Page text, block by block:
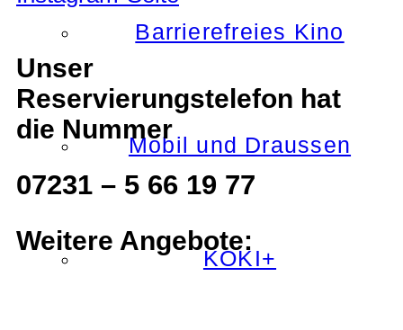
Barrierefreies Kino
Mobil und Draussen
KOKI+
Unser
Reservierungstelefon hat
die Nummer
07231 – 5 66 19 77
Weitere Angebote: